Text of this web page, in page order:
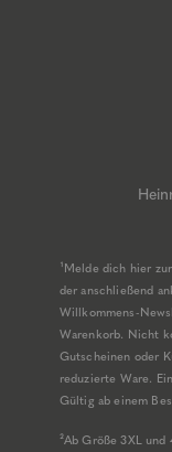
¹Melde dich hier
der anschließend
Willkommens-
Warenkorb. Nicht
Gutscheinen oder
reduzierte Ware.
Gültig ab einem
²Ab Größe 3XL und